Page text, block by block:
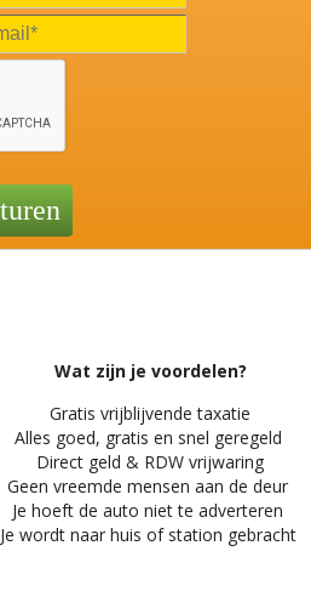
Wat zijn je voordelen?
Gratis vrijblijvende taxatie
Alles goed, gratis en snel geregeld
Direct geld & RDW vrijwaring
Geen vreemde mensen aan de deur
Je hoeft de auto niet te adverteren
Je wordt naar huis of station gebracht